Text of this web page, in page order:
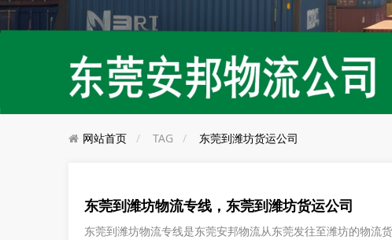
网站首页 TAG 东莞到潍坊货运公司
东莞到潍坊物流专线，东莞到潍坊货运公司
东莞到潍坊物流专线是东莞安邦物流从东莞发往至潍坊的物流